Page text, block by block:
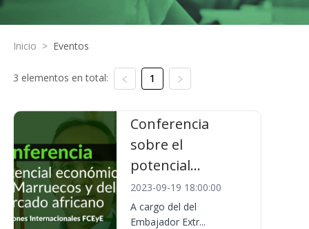
Inicio > Eventos
3 elementos en total: 1
Conferencia
sobre el
potencial...
2023-09-19 18:00:00
A cargo del del
Embajador Extr...